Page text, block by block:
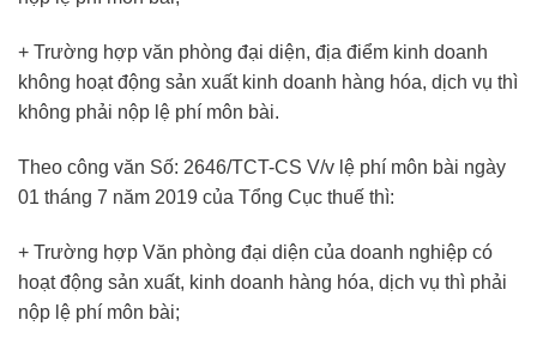
+ Trường hợp văn phòng đại diện, địa điểm kinh doanh
không hoạt động sản xuất kinh doanh hàng hóa, dịch vụ thì
không phải nộp lệ phí môn bài.
Theo công văn Số: 2646/TCT-CS V/v lệ phí môn bài ngày
01 tháng 7 năm 2019 của Tổng Cục thuế thì:
+ Trường hợp Văn phòng đại diện của doanh nghiệp có
hoạt động sản xuất, kinh doanh hàng hóa, dịch vụ thì phải
nộp lệ phí môn bài;